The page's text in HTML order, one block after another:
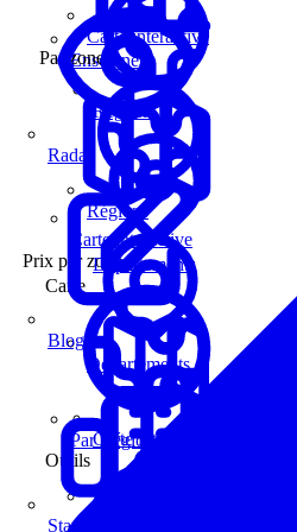
Enseignes
Carte interactive
Prix par zone
Par Région
Régions
Départements
Carte
Carte interactive
Outils
Carte interactive
Par zone
Régions
Départements
Radar
Blog
Statistiques